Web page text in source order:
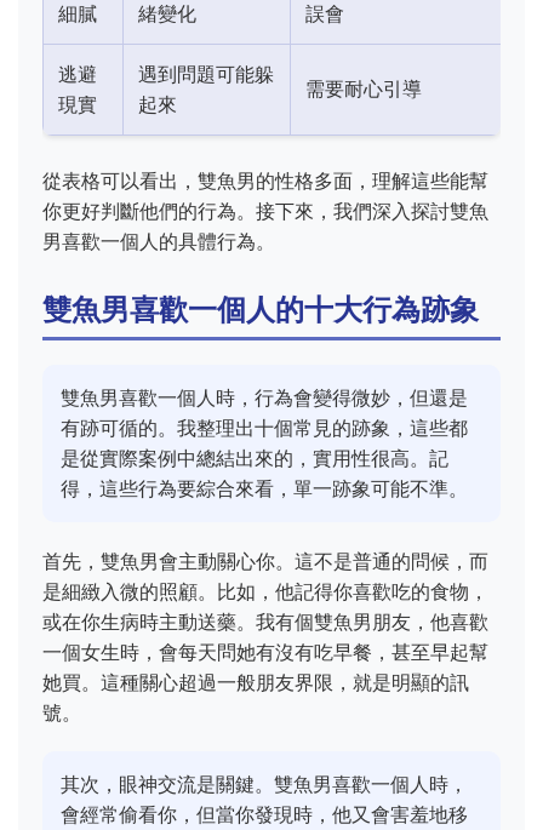
細膩
緒變化
誤會
逃避
現實
遇到問題可能躲
起來
需要耐心引導
從表格可以看出，雙魚男的性格多面，理解這些能幫
你更好判斷他們的行為。接下來，我們深入探討雙魚
男喜歡一個人的具體行為。
雙魚男喜歡一個人的十大行為跡象
雙魚男喜歡一個人時，行為會變得微妙，但還是
有跡可循的。我整理出十個常見的跡象，這些都
是從實際案例中總結出來的，實用性很高。記
得，這些行為要綜合來看，單一跡象可能不準。
首先，雙魚男會主動關心你。這不是普通的問候，而
是細緻入微的照顧。比如，他記得你喜歡吃的食物，
或在你生病時主動送藥。我有個雙魚男朋友，他喜歡
一個女生時，會每天問她有沒有吃早餐，甚至早起幫
她買。這種關心超過一般朋友界限，就是明顯的訊
號。
其次，眼神交流是關鍵。雙魚男喜歡一個人時，
會經常偷看你，但當你發現時，他又會害羞地移